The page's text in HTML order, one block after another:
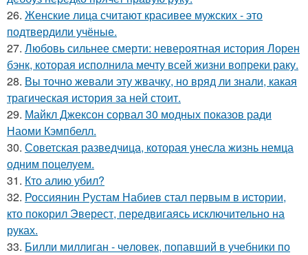
26. Женские лица считают красивее мужских - это
подтвердили учёные.
27. Любовь сильнее смерти: невероятная история Лорен
бэнк, которая исполнила мечту всей жизни вопреки раку.
28. Вы точно жевали эту жвачку, но вряд ли знали, какая
трагическая история за ней стоит.
29. Майкл Джексон сорвал 30 модных показов ради
Наоми Кэмпбелл.
30. Советская разведчица, которая унесла жизнь немца
одним поцелуем.
31. Кто алию убил?
32. Россиянин Рустам Набиев стал первым в истории,
кто покорил Эверест, передвигаясь исключительно на
руках.
33. Билли миллиган - чeловек, попавший в учебники по